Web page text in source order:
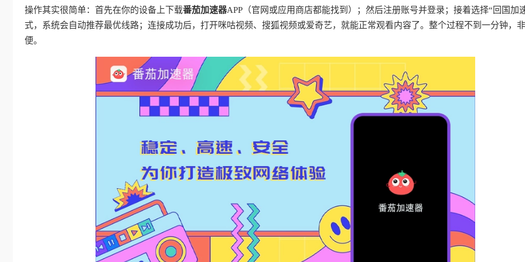
操作其实很简单：首先在你的设备上下载番茄加速器APP（官网或应用商店都能找到）；然后注册账号并登录；接着选择“回国加
式，系统会自动推荐最优线路；连接成功后，打开咪咕视频、搜狐视频或爱奇艺，就能正常观看内容了。整个过程不到一分钟，
便。